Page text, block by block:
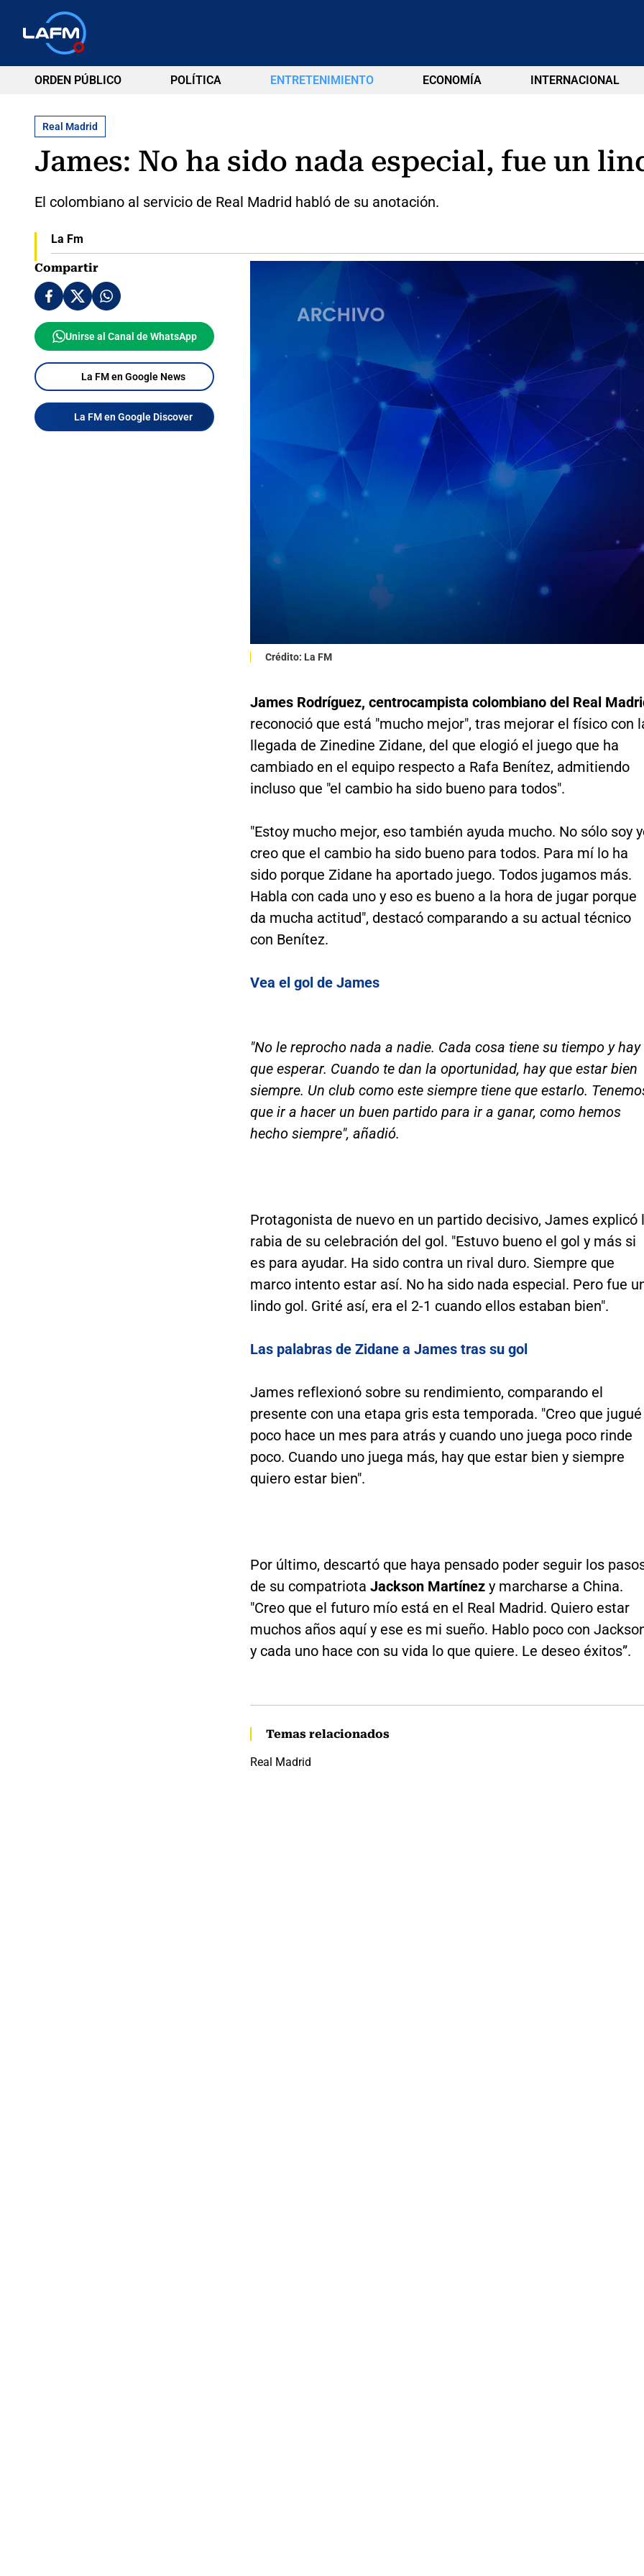
ORDEN PÚBLICO POLÍTICA ENTRETENIMIENTO ECONOMÍA INTERNACIONAL
Real Madrid
James: No ha sido nada especial, fue un
El colombiano al servicio de Real Madrid habló de su anotación.
La Fm
Compartir
Unirse al Canal de WhatsApp
La FM en Google News
La FM en Google Discover
Crédito: La FM
James Rodríguez, centrocampista colombiano del Real
reconoció que está "mucho mejor", tras mejorar el físico con
llegada de Zinedine Zidane, del que elogió el juego que ha
cambiado en el equipo respecto a Rafa Benítez, admitiendo
incluso que "el cambio ha sido bueno para todos".
"Estoy mucho mejor, eso también ayuda mucho. No sólo soy
creo que el cambio ha sido bueno para todos. Para mí lo ha
sido porque Zidane ha aportado juego. Todos jugamos más.
Habla con cada uno y eso es bueno a la hora de jugar porque
da mucha actitud", destacó comparando a su actual técnico
con Benítez.
Vea el gol de James
"No le reprocho nada a nadie. Cada cosa tiene su tiempo y hay
que esperar. Cuando te dan la oportunidad, hay que estar bien
siempre. Un club como este siempre tiene que estarlo.
que ir a hacer un buen partido para ir a ganar, como hemos
hecho siempre", añadió.
Protagonista de nuevo en un partido decisivo, James explicó
rabia de su celebración del gol. "Estuvo bueno el gol y más si
es para ayudar. Ha sido contra un rival duro. Siempre que
marco intento estar así. No ha sido nada especial. Pero fue
lindo gol. Grité así, era el 2-1 cuando ellos estaban bien".
Las palabras de Zidane a James tras su gol
James reflexionó sobre su rendimiento, comparando el
presente con una etapa gris esta temporada. "Creo que jugué
poco hace un mes para atrás y cuando uno juega poco rinde
poco. Cuando uno juega más, hay que estar bien y siempre
quiero estar bien".
Por último, descartó que haya pensado poder seguir los
de su compatriota Jackson Martínezy marcharse a China.
"Creo que el futuro mío está en el Real Madrid. Quiero estar
muchos años aquí y ese es mi sueño. Hablo poco con
y cada uno hace con su vida lo que quiere. Le deseo éxitos”.
Temas relacionados
Real Madrid